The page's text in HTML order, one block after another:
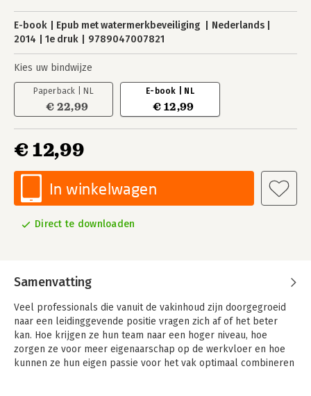
E-book Epub met watermerkbeveiliging
Nederlands
2014
1e druk 9789047007821
Kies uw bindwijze
Paperback | NL
€ 22,99
E-book | NL
€ 12,99
€ 12,99
In winkelwagen
Direct te downloaden
Samenvatting
Veel professionals die vanuit de vakinhoud zijn doorgegroeid
naar een leidinggevende positie vragen zich af of het beter
kan. Hoe krijgen ze hun team naar een hoger niveau, hoe
zorgen ze voor meer eigenaarschap op de werkvloer en hoe
kunnen ze hun eigen passie voor het vak optimaal combineren